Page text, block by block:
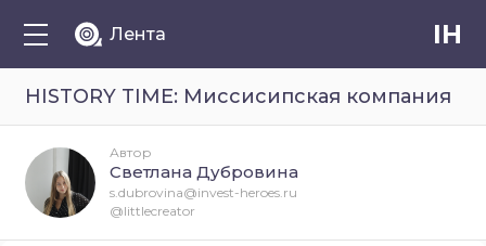
Лента IH
HISTORY TIME: Миссисипская компания
Автор
Светлана Дубровина
s.dubrovina@invest-heroes.ru
@littlecreator